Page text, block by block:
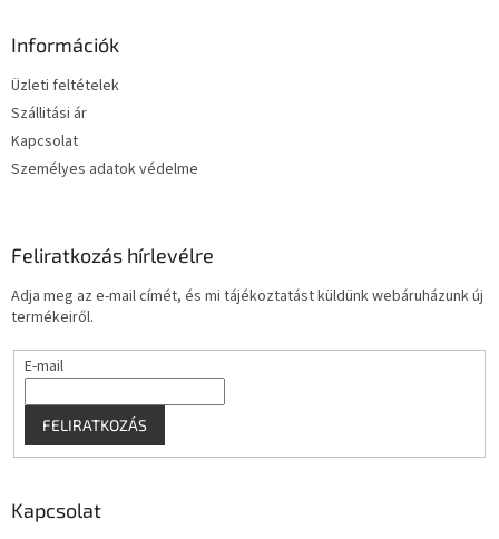
Információk
Üzleti feltételek
Szállitási ár
Kapcsolat
Személyes adatok védelme
Feliratkozás hírlevélre
Adja meg az e-mail címét, és mi tájékoztatást küldünk webáruházunk új
termékeiről.
E-mail
FELIRATKOZÁS
Kapcsolat